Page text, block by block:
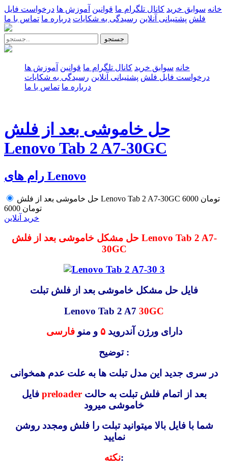
خانه سوابق خرید کانال تلگرام ما قوانین آموزش ها درخواست فایل
فلش پشتیبانی آنلاین رسیدگی به شکایات درباره ما تماس با ما
جستجو
خانه سوابق خرید کانال تلگرام ما قوانین آموزش ها
درخواست فایل فلش پشتیبانی آنلاین رسیدگی به شکایات
درباره ما تماس با ما
حل خاموشی بعد از فلش
Lenovo Tab 2 A7-30GC
رام های Lenovo
حل خاموشی بعد از فلش Lenovo Tab 2 A7-30GC
6000 تومان
6000 تومان
خرید آنلاین
حل مشکل خاموشی بعد از فلش Lenovo Tab 2 A7-
30GC
فایل حل مشکل خاموشی بعد از فلش تبلت
Lenovo Tab 2 A7 30GC
دارای ورژن آندروید۵ و منوفارسی
توضیح :
در سری جدید این مدل تبلت ها به علت عدم همخوانی
فایل preloader بعد از اتمام فلش تبلت به حالت
خاموشی میرود
شما با فایل بالا میتوانید تبلت را فلش ومجدد روشن
نمایید
نکته: